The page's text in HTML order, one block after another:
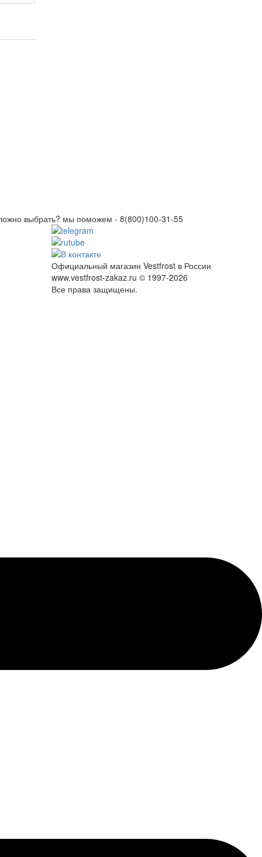
выбрать? мы поможем - 8(800)100-31-55
Официальный магазин Vestfrost в России
www.vestfrost-zakaz.ru © 1997-2026
Все права защищены.